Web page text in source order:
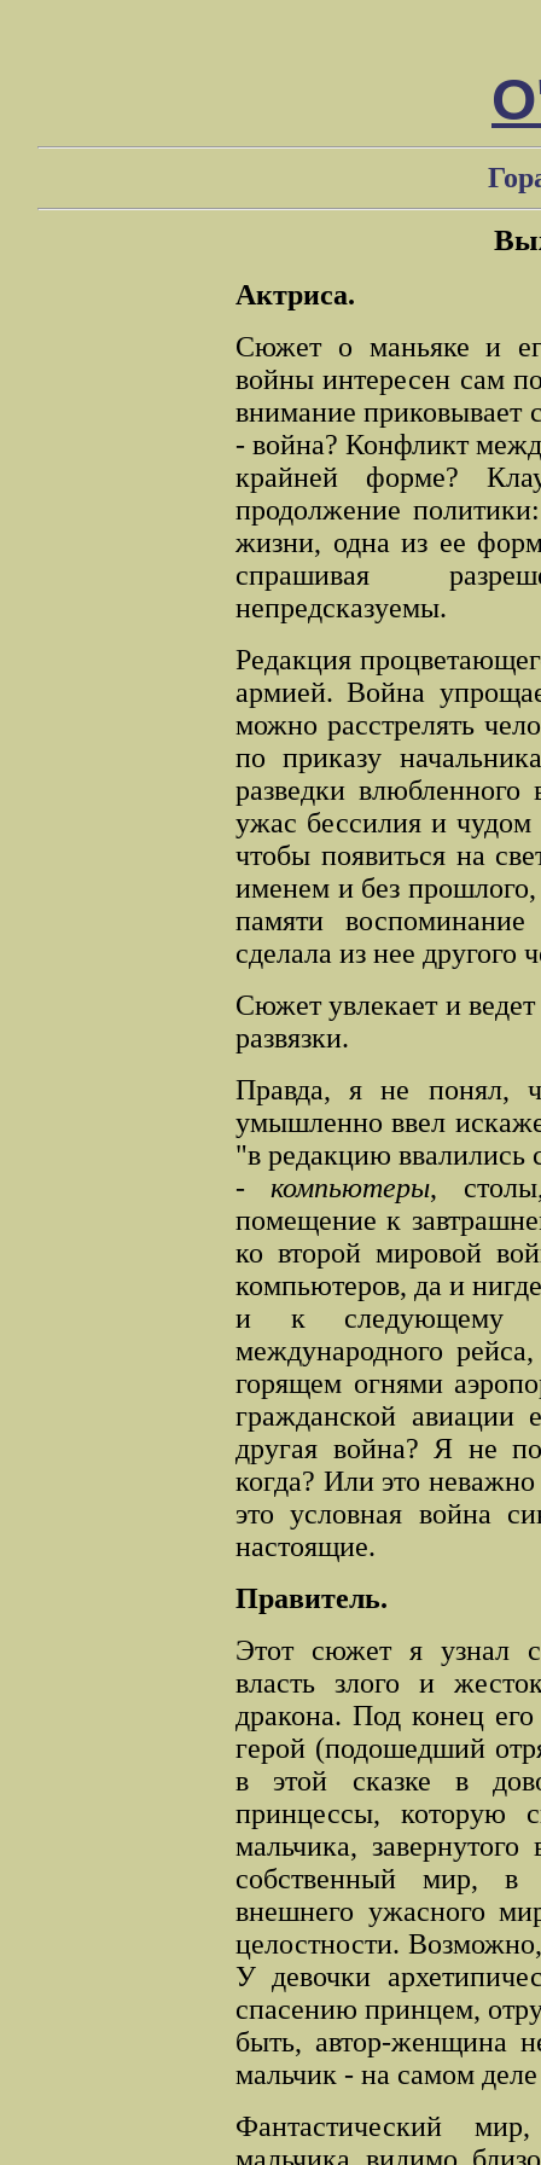
Актриса.
Сюжет о маньяке и
войны интересен сам
внимание приковывает
- война? Конфликт
крайней форме?
продолжение
жизни, одна из ее
спрашивая
непредсказуемы.
Редакция
армией. Война
можно расстрелять
по приказу
разведки влюбленного
ужас бессилия и чудом
чтобы появиться на
именем и без прошлого,
памяти
сделала из нее другого
Сюжет увлекает и ведет
развязки.
Правда, я не понял,
умышленно ввел
"в редакцию ввалились
- компьютеры,
помещение к
ко второй мировой
компьютеров, да и
и к следующему
международного
горящем огнями
гражданской
другая война? Я не
когда? Или это
это условная война
настоящие.
Правитель.
Этот сюжет я узнал
власть злого и
дракона. Под конец
герой (подошедший
в этой сказке в
принцессы, которую
мальчика,
собственный мир, в
внешнего ужасного
целостности.
У девочки
спасению принцем,
быть, автор-женщина
мальчик - на самом деле
Фантастический